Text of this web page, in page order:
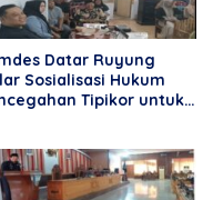
Datar Ruyung
Sosialisasi Hukum
Tipikor untuk